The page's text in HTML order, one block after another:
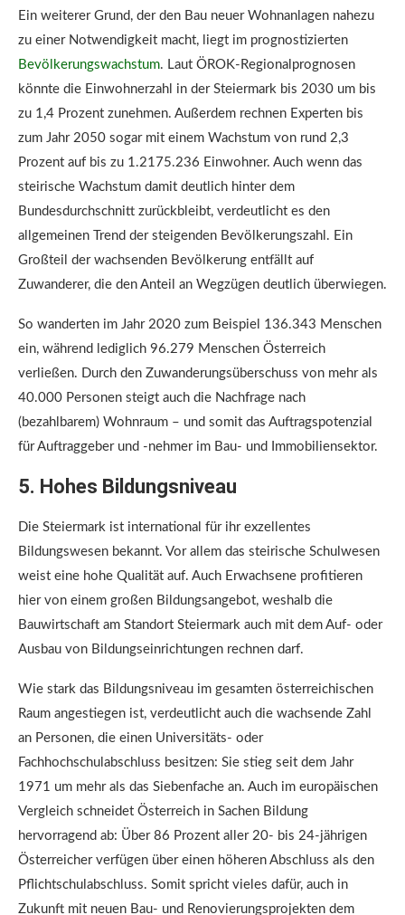
Ein weiterer Grund, der den Bau neuer Wohnanlagen nahezu
zu einer Notwendigkeit macht, liegt im prognostizierten
Bevölkerungswachstum. Laut ÖROK-Regionalprognosen
könnte die Einwohnerzahl in der Steiermark bis 2030 um bis
zu 1,4 Prozent zunehmen. Außerdem rechnen Experten bis
zum Jahr 2050 sogar mit einem Wachstum von rund 2,3
Prozent auf bis zu 1.2175.236 Einwohner. Auch wenn das
steirische Wachstum damit deutlich hinter dem
Bundesdurchschnitt zurückbleibt, verdeutlicht es den
allgemeinen Trend der steigenden Bevölkerungszahl. Ein
Großteil der wachsenden Bevölkerung entfällt auf
Zuwanderer, die den Anteil an Wegzügen deutlich überwiegen.
So wanderten im Jahr 2020 zum Beispiel 136.343 Menschen
ein, während lediglich 96.279 Menschen Österreich
verließen. Durch den Zuwanderungsüberschuss von mehr als
40.000 Personen steigt auch die Nachfrage nach
(bezahlbarem) Wohnraum – und somit das Auftragspotenzial
für Auftraggeber und -nehmer im Bau- und Immobiliensektor.
5. Hohes Bildungsniveau
Die Steiermark ist international für ihr exzellentes
Bildungswesen bekannt. Vor allem das steirische Schulwesen
weist eine hohe Qualität auf. Auch Erwachsene profitieren
hier von einem großen Bildungsangebot, weshalb die
Bauwirtschaft am Standort Steiermark auch mit dem Auf- oder
Ausbau von Bildungseinrichtungen rechnen darf.
Wie stark das Bildungsniveau im gesamten österreichischen
Raum angestiegen ist, verdeutlicht auch die wachsende Zahl
an Personen, die einen Universitäts- oder
Fachhochschulabschluss besitzen: Sie stieg seit dem Jahr
1971 um mehr als das Siebenfache an. Auch im europäischen
Vergleich schneidet Österreich in Sachen Bildung
hervorragend ab: Über 86 Prozent aller 20- bis 24-jährigen
Österreicher verfügen über einen höheren Abschluss als den
Pflichtschulabschluss. Somit spricht vieles dafür, auch in
Zukunft mit neuen Bau- und Renovierungsprojekten dem